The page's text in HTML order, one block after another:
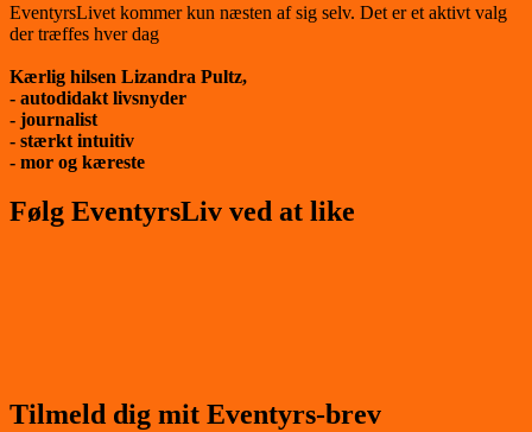
EventyrsLivet kommer kun næsten af sig selv. Det er et aktivt valg
der træffes hver dag
Kærlig hilsen Lizandra Pultz,
- autodidakt livsnyder
- journalist
- stærkt intuitiv
- mor og kæreste
Følg EventyrsLiv ved at like
Tilmeld dig mit Eventyrs-brev